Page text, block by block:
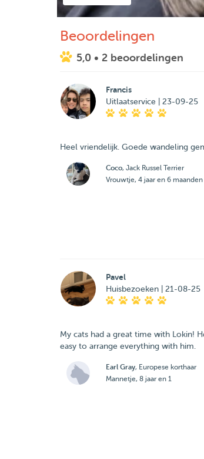
Beoordelingen
5,0 • 2 beoordelingen
Francis
Uitlaatservice | 23-09-25
Heel vriendelijk. Goede wandeling
Coco, Jack Russel Terrier
Vrouwtje, 4 jaar en 6 maanden
Pavel
Huisbezoeken | 21-08-25
My cats had a great time with Lokin!
easy to arrange everything with him.
Earl Gray, Europese korthaar
Mannetje, 8 jaar en 1